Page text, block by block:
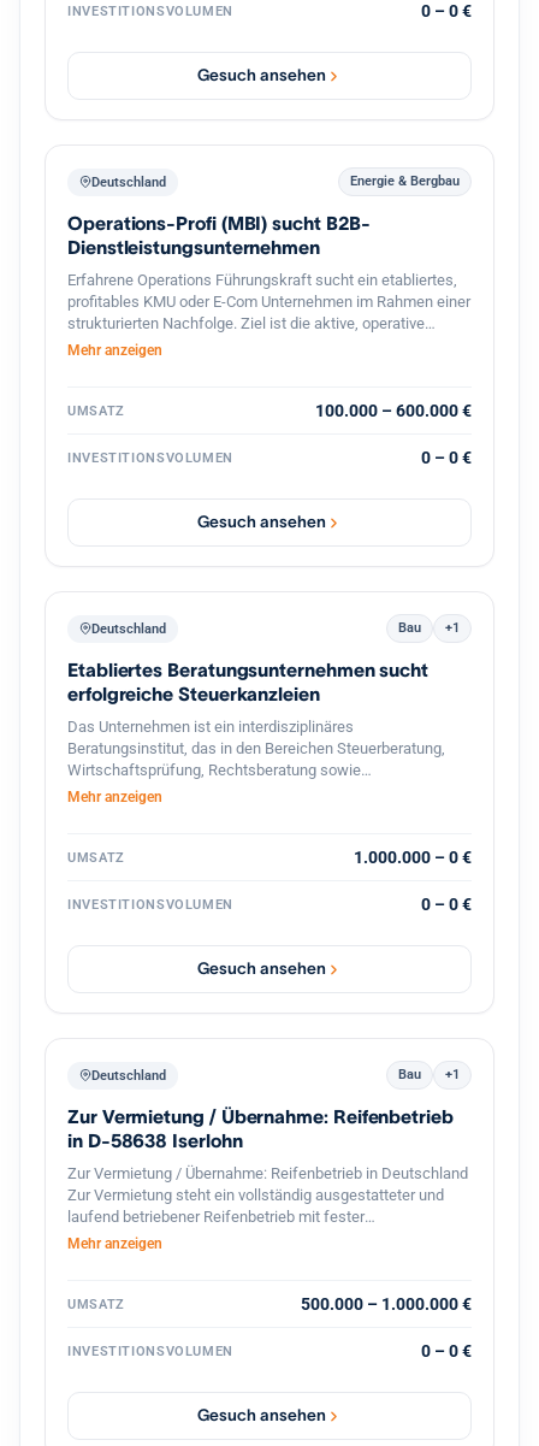
INVESTITIONSVOLUMEN 0 – 0 €
Gesuch ansehen
Deutschland Energie & Bergbau
Operations-Profi (MBI) sucht B2B-
Dienstleistungsunternehmen
Erfahrene Operations Führungskraft sucht ein etabliertes,
profitables KMU oder E-Com Unternehmen im Rahmen einer
strukturierten Nachfolge. Ziel ist die aktive, operative
Übernahme der Geschäftsführung (tätige Beteiligung), die
Prozessdigitalisierung und Skalierung
Mehr anzeigen
UMSATZ 100.000 – 600.000 €
INVESTITIONSVOLUMEN 0 – 0 €
Gesuch ansehen
Deutschland Bau +1
Etabliertes Beratungsunternehmen sucht
erfolgreiche Steuerkanzleien
Das Unternehmen ist ein interdisziplinäres
Beratungsinstitut, das in den Bereichen Steuerberatung,
Wirtschaftsprüfung, Rechtsberatung sowie
betriebswirtschaftliche Unternehmensberatung tätig ist. Es
sowie an Privatpersonen mit komplexen steuer‑ und
von rund 1 500 Mitarbeitern und einem Netzwerk von
das Haus seinen Kunden eine flächendeckende,
persönliche Betreuung vor Ort gewährleisten, wodurch das
Institut besonders gut in den dortigen Wirtschaftsraum
Mehr anzeigen
UMSATZ 1.000.000 – 0 €
INVESTITIONSVOLUMEN 0 – 0 €
Gesuch ansehen
Deutschland Bau +1
Zur Vermietung / Übernahme: Reifenbetrieb
in D-58638 Iserlohn
Zur Vermietung / Übernahme: Reifenbetrieb in Deutschland
Zur Vermietung steht ein vollständig ausgestatteter und
laufend betriebener Reifenbetrieb mit fester
Kundenstruktur und etabliertem Geschäftsbetrieb. Der
ist komplett ausgestattet und sofort betriebsbereit.
Reifenmontage und Service aller Fahrzeugtypen(LKWs
auch Lkw problemlos einfahren können Hebebühnen und
professionelles Equipment für Fahrzeuge Bestehender
Kundenstamm und laufender Geschäftsbetrieb Gute Lage
Mehr anzeigen
UMSATZ 500.000 – 1.000.000 €
INVESTITIONSVOLUMEN 0 – 0 €
Gesuch ansehen